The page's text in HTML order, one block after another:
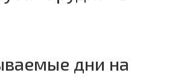
дни на